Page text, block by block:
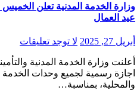
وزارة الخدمة المدنية تعلن
عيد العمال
أبريل 27, 2025 لا توجد تعليقات
اجازة رسمية لجميع وحدات
والمحلية، بمناسبة…